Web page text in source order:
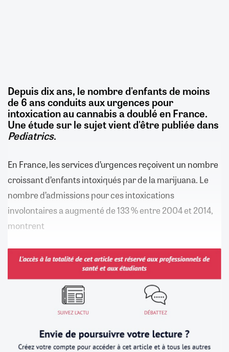
Depuis dix ans, le nombre d'enfants de moins
de 6 ans conduits aux urgences pour
intoxication au cannabis a doublé en France.
Une étude sur le sujet vient d'être publiée dans
Pediatrics.
En France, les services d’urgences reçoivent un nombre
croissant d’enfants intoxiqués par de la marijuana. Le
nombre d’admissions pour ces intoxications
involontaires a augmenté de 133 % entre 2004 et 2014,
montrent